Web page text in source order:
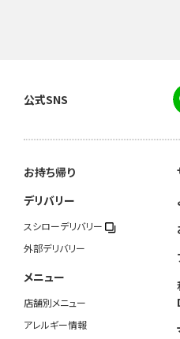
公式SNS
お持ち帰り
デリバリー
スシローデリバリー
外部デリバリー
メニュー
店舗別メニュー
アレルギー情報